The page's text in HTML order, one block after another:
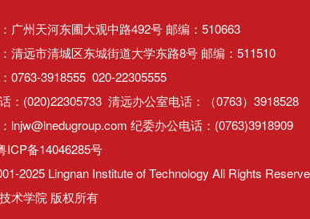
广州天河东圃大观中路492号 邮编：510663
清远市清城区东城街道大学东路8号 邮编：511510
0763-3918555 020-22305555
：(020)22305733 清远办公室电话：（0763）3918528
lnjw@lnedugroup.com 纪委办公电话：(0763)3918909
ICP备14046285号
2025 Lingnan Institute of Technology All Rights
术学院 版权所有